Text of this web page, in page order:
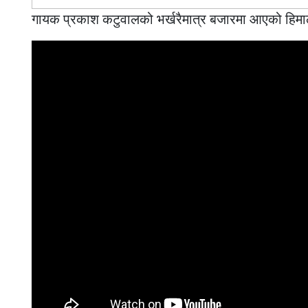
गायक प्रकाश कटुवालको भर्खरैमात्र बजारमा आएको